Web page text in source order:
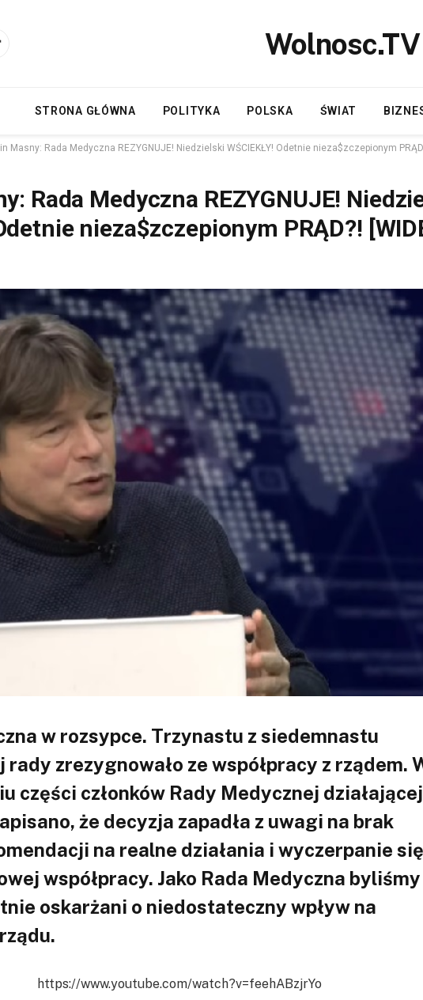
Wolnosc.TV
STRONA GŁÓWNA POLITYKA POLSKA ŚWIAT
Masny: Rada Medyczna REZYGNUJE! Niedzielski WŚCIEKŁY! Odetnie nieza$zczepionym
Rada Medyczna REZYGNUJE!
nieza$zczepionym PRĄD?!
w rozsypce. Trzynastu z siedemnastu
rady zrezygnowało ze współpracy z rządem.
części członków Rady Medycznej
że decyzja zapadła z uwagi na brak
na realne działania i wyczerpanie się
współpracy. Jako Rada Medyczna byliśmy
oskarżani o niedostateczny wpływ na
https://www.youtube.com/watch?v=feehABzjrYo